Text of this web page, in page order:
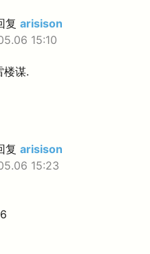
复 arisison
15:10
楼谋.
复 arisison
15:23